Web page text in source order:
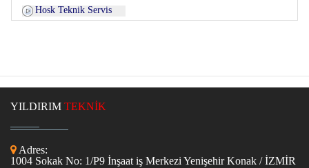
Hosk Teknik Servis
YILDIRIM TEKNİK
Adres:
1004 Sokak No: 1/P9 İnşaat iş Merkezi Yenişehir Konak / İZMİR